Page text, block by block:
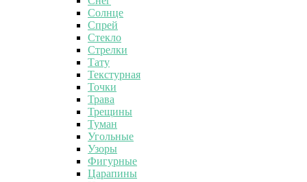
Солнце
Спрей
Стекло
Стрелки
Тату
Текстурная
Точки
Трава
Трещины
Туман
Угольные
Узоры
Фигурные
Царапины